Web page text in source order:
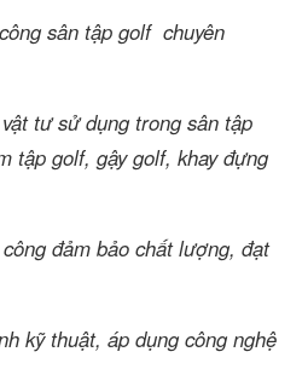
sân tập golf chuyên
tư sử dụng trong sân tập
tập golf, gậy golf, khay đựng
đảm bảo chất lượng, đạt
kỹ thuật, áp dụng công nghệ